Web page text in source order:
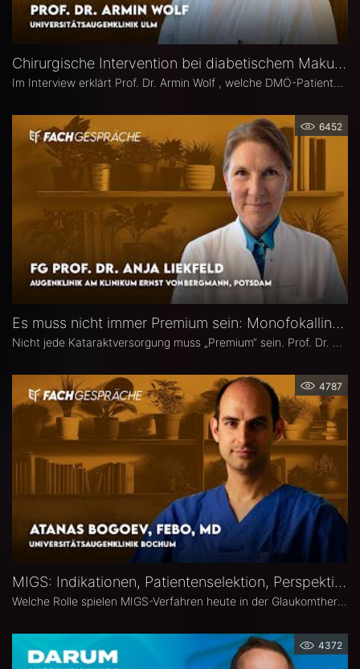
Chirurgische Intervention bei diabetischem Makulaödem – Prof. Dr. Armin Wolf
6452
Es muss nicht immer Premium sein: Monofokallinsen – Prof. Dr. Anja Liekfeld
4787
MIGS: Indikationen, Patientenselektion, Perspektiven – Atanas Bogoev, FEBO, MD
Welche Rolle spielen MIGS-Verfahren heute in der Glaukomtherapie? Atanas Bogoev, FEBO, MD, Oberarzt an der Universitätsaugenklinik Bochum spricht im Interview über Indikationen und Patientenselektion, den Stellenwert verschiedener MIGS-Verfahren im klinischen Alltag, realistische Therapieziele sowie Limitationen und zukünftige Entwicklungen der minimalinvasiven Glaukomchirurgie.
4372